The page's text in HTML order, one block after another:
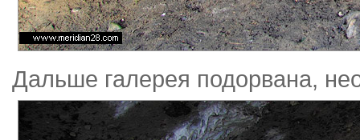
Дальше галерея подорвана,